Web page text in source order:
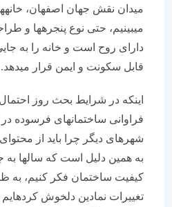
میدان نقش جهان اصفهان، خانه‏های
می‏بینیم، حتی نوع پنجره‏ها و طراحی
دارای روح است و خانه را به جایی
قابل سكونت و ایمن قرار می‏دهد.
اینكه در شرایط بحث روز احتمال وقوع
فراوانی ساختمان‏های فرسوده در این
شهرهای دیگر چرا باید از محتوای
به همین دلیل است كه سالها به جای
كیفیت ساختمان فكر كنیم، به ظاهر و
تغییرات نمادین دلخوش كرده‏ایم و